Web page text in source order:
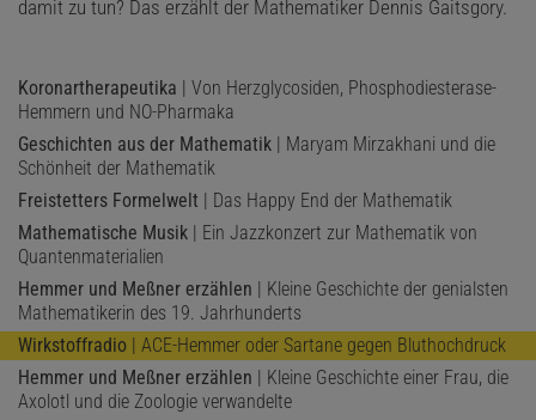
damit zu tun? Das erzählt der Mathematiker Dennis Gaitsgory.
Koronartherapeutika | Von Herzglycosiden, Phosphodiesterase-
Hemmern und NO-Pharmaka
Geschichten aus der Mathematik | Maryam Mirzakhani und die
Schönheit der Mathematik
Freistetters Formelwelt | Das Happy End der Mathematik
Mathematische Musik | Ein Jazzkonzert zur Mathematik von
Quantenmaterialien
Hemmer und Meßner erzählen | Kleine Geschichte der genialsten
Mathematikerin des 19. Jahrhunderts
Wirkstoffradio | ACE-Hemmer oder Sartane gegen Bluthochdruck
Hemmer und Meßner erzählen | Kleine Geschichte einer Frau, die
Axolotl und die Zoologie verwandelte